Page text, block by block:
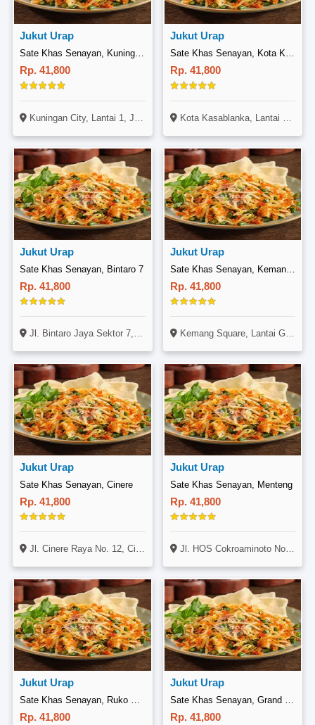
Jukut Urap
Sate Khas Senayan, Kuningan City
Rp. 41,800
Kuningan City, Lantai 1, Jl. Prof Dr Satrio, Kuningan, Jakarta
Jukut Urap
Sate Khas Senayan, Kota Kasablanka
Rp. 41,800
Kota Kasablanka, Lantai Upper Ground, Food Society, Jl. Casablanca Raya, Tebet, Jakarta
Jukut Urap
Sate Khas Senayan, Bintaro 7
Rp. 41,800
Jl. Bintaro Jaya Sektor 7, Blok FG14 No. 42A, Pondok Aren, Tangerang
Jukut Urap
Sate Khas Senayan, Kemang Square
Rp. 41,800
Kemang Square, Lantai Ground, Jl. Kemang Raya No. 3A, Kemang, Jakarta
Jukut Urap
Sate Khas Senayan, Cinere
Rp. 41,800
Jl. Cinere Raya No. 12, Cinere, Depok
Jukut Urap
Sate Khas Senayan, Menteng
Rp. 41,800
Jl. HOS Cokroaminoto No. 7678, Menteng, Jakarta
Jukut Urap
Sate Khas Senayan, Ruko Puri
Rp. 41,800
Jukut Urap
Sate Khas Senayan, Grand Indonesia
Rp. 41,800